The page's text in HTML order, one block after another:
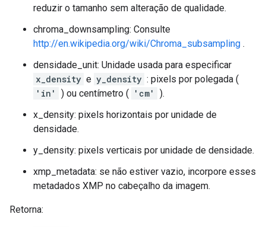
reduzir o tamanho sem alteração de qualidade.
chroma_downsampling: Consulte
http://en.wikipedia.org/wiki/Chroma_subsampling .
densidade_unit: Unidade usada para especificar
x_density e y_density : pixels por polegada (
'in'
) ou centímetro ( 'cm'
).
x_density: pixels horizontais por unidade de
densidade.
y_density: pixels verticais por unidade de densidade.
xmp_metadata: se não estiver vazio, incorpore esses
metadados XMP no cabeçalho da imagem.
Retorna: